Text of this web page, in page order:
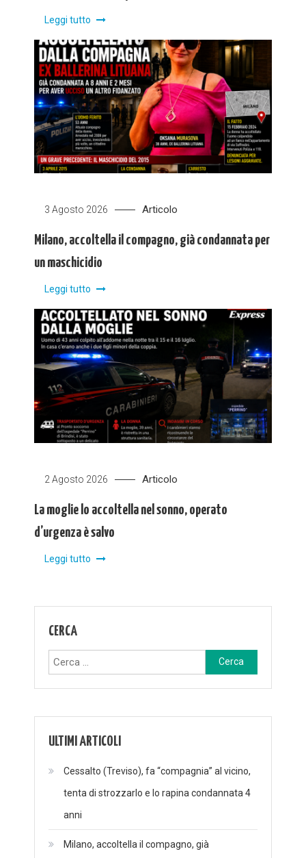
Leggi tutto
3 Agosto 2026 Articolo
Milano, accoltella il compagno, già condannata per
un maschicidio
Leggi tutto
2 Agosto 2026 Articolo
La moglie lo accoltella nel sonno, operato
d’urgenza è salvo
Leggi tutto
CERCA
Ricerca
per:
ULTIMI ARTICOLI
Cessalto (Treviso), fa “compagnia” al vicino,
tenta di strozzarlo e lo rapina condannata 4
anni
Milano, accoltella il compagno, già